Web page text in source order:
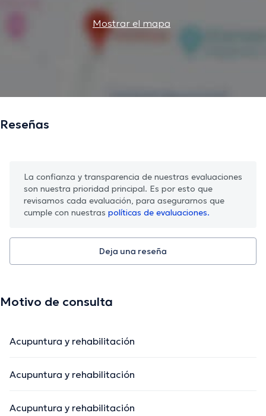
Mostrar el mapa
Reseñas
La confianza y transparencia de nuestras evaluaciones
son nuestra prioridad principal. Es por esto que
revisamos cada evaluación, para asegurarnos que
cumple con nuestras políticas de evaluaciones.
Deja una reseña
Motivo de consulta
Acupuntura y rehabilitación
Acupuntura y rehabilitación
Acupuntura y rehabilitación